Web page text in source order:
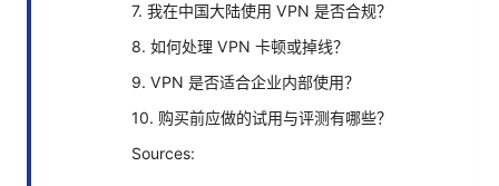
7. 我在中国大陆使用 VPN 是否合规？
8. 如何处理 VPN 卡顿或掉线？
9. VPN 是否适合企业内部使用？
10. 购买前应做的试用与评测有哪些？
Sources: